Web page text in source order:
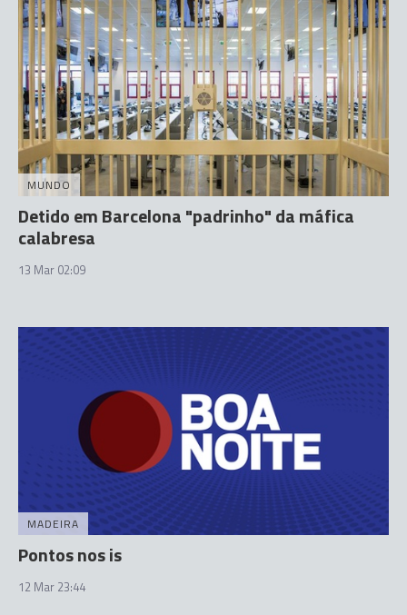
MUNDO
Detido em Barcelona "padrinho" da máfica
calabresa
13 Mar 02:09
MADEIRA
Pontos nos is
12 Mar 23:44